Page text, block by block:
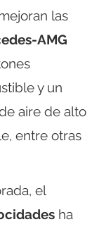
las
AMG
y un
aire de alto
entre otras
el
ha